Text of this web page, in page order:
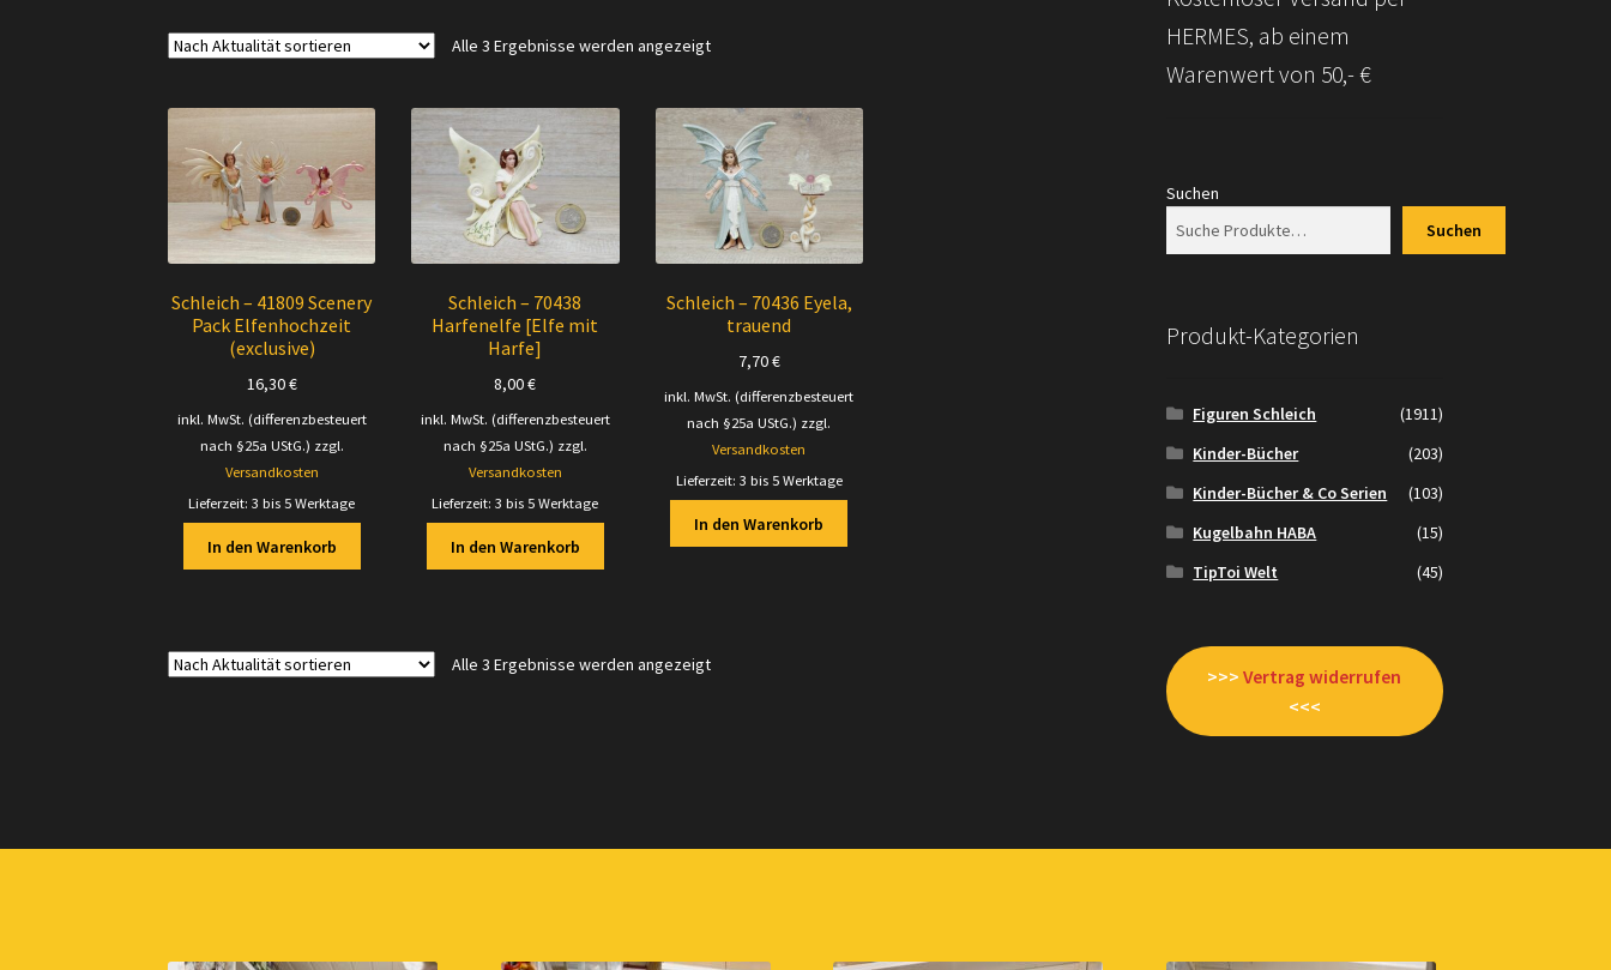
Alle 3 Ergebnisse werden angezeigtNach
Schleich – 41809 Scenery
Pack Elfenhochzeit
(exclusive)
16,30€
inkl. MwSt. (differenzbesteuert
nach §25a UStG.) zzgl.
Versandkosten
Lieferzeit:3 bis 5 Werktage
In den Warenkorb
Schleich – 70438
Harfenelfe [Elfe mit
Harfe]
8,00€
inkl. MwSt. (differenzbesteuert
nach §25a UStG.) zzgl.
Versandkosten
Lieferzeit:3 bis 5 Werktage
In den Warenkorb
Schleich – 70436 Eyela,
trauend
7,70€
inkl. MwSt. (differenzbesteuert
nach §25a UStG.) zzgl.
Versandkosten
Lieferzeit: 3 bis 5 Werktage
In den Warenkorb
Alle 3 Ergebnisse werden angezeigtNach
HERMES, ab einem
Warenwert von 50,- €
Suchen
Suchen
Produkt-Kategorien
Figuren Schleich
(1911)
Kinder-Bücher
(203)
Kinder-Bücher & Co Serien
(103)
Kugelbahn HABA
(15)
TipToi Welt
(45)
>>>Vertrag widerrufen
<<<